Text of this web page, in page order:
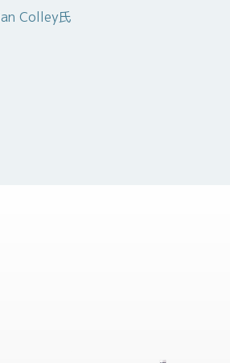
Colley氏